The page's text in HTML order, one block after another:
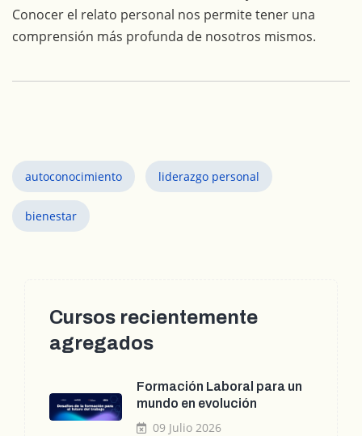
Conocer el relato personal nos permite tener una
comprensión más profunda de nosotros mismos.
autoconocimiento liderazgo personal
bienestar
Cursos recientemente
agregados
Formación Laboral para un
mundo en evolución
09 Julio 2026